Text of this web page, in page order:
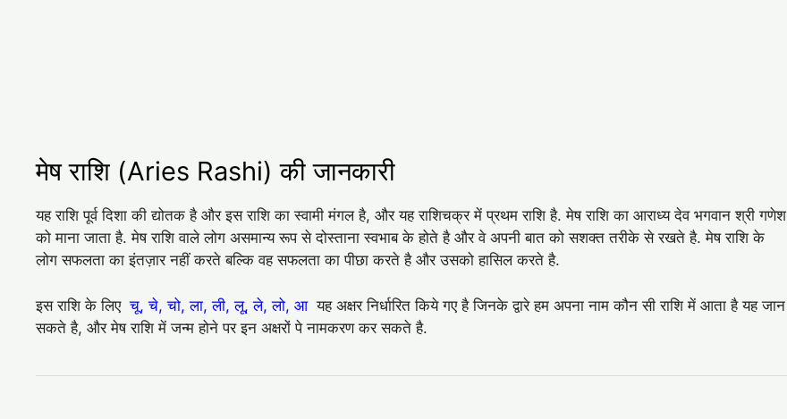
मेष राशि (Aries Rashi) की जानकारी
यह राशि पूर्व दिशा की द्योतक है और इस राशि का स्वामी मंगल है, और यह राशिचक्र में प्रथम राशि है. मेष राशि का आराध्य देव भगवान श्री गणेश
को माना जाता है. मेष राशि वाले लोग असमान्य रूप से दोस्ताना स्वभाब के होते है और वे अपनी बात को सशक्त तरीके से रखते है. मेष राशि के
लोग सफलता का इंतज़ार नहीं करते बल्कि वह सफलता का पीछा करते है और उसको हासिल करते है.
इस राशि के लिएचू, चे, चो, ला, ली, लू, ले, लो, आयह अक्षर निर्धारित किये गए है जिनके द्वारे हम अपना नाम कौन सी राशि में आता है यह जान
सकते है, और मेष राशि में जन्म होने पर इन अक्षरों पे नामकरण कर सकते है.